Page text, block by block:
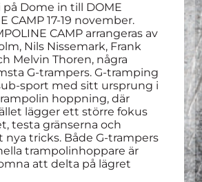
Dome in till DOME
CAMP 17-19 november.
CAMP arrangeras av
Nils Nissemark, Frank
Melvin Thoren, några
G-trampers. G-tramping
sport med sitt ursprung i
hoppning, där
lägger ett större fokus
testa gränserna och
nya tricks. Både G-trampers
trampolinhoppare är
att delta på lägret